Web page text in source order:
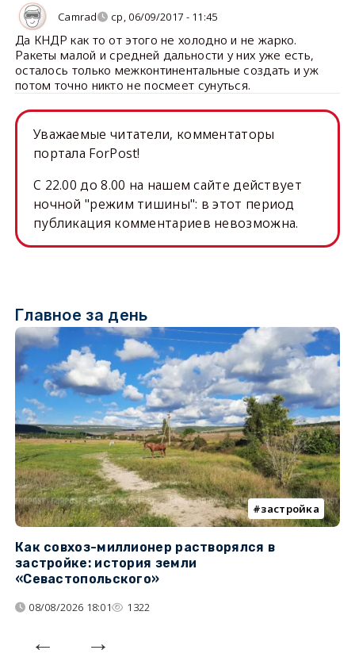
Camrad ср, 06/09/2017 - 11:45
Да КНДР как то от этого не холодно и не жарко.
Ракеты малой и средней дальности у них уже есть,
осталось только межконтинентальные создать и уж
потом точно никто не посмеет сунуться.
Уважаемые читатели, комментаторы
портала ForPost!
C 22.00 до 8.00 на нашем сайте действует
ночной "режим тишины": в этот период
публикация комментариев невозможна.
Главное за день
застройка
Как совхоз-миллионер растворялся в
застройке: история земли
«Севастопольского»
08/08/2026 18:01 1322